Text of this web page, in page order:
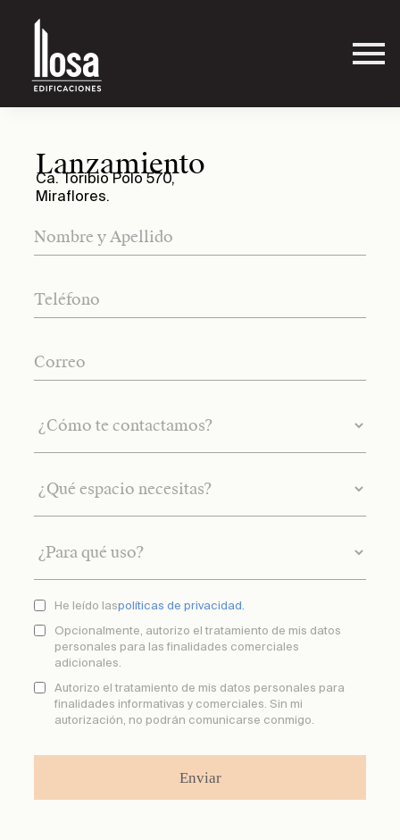
Lanzamiento
Ca. Toribio Polo 570,
Miraflores.
He leído laspolíticas de privacidad.
Opcionalmente, autorizo el tratamiento de mis datos
personales para las finalidades comerciales
adicionales.
Autorizo el tratamiento de mis datos personales para
finalidades informativas y comerciales. Sin mi
autorización, no podrán comunicarse conmigo.
Enviar